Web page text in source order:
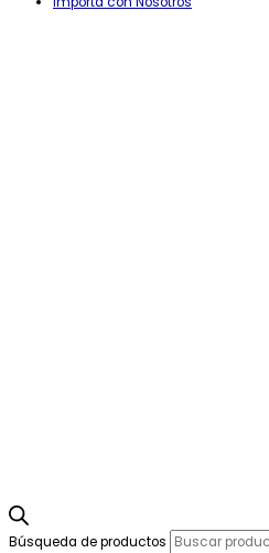
Búsqueda de productos